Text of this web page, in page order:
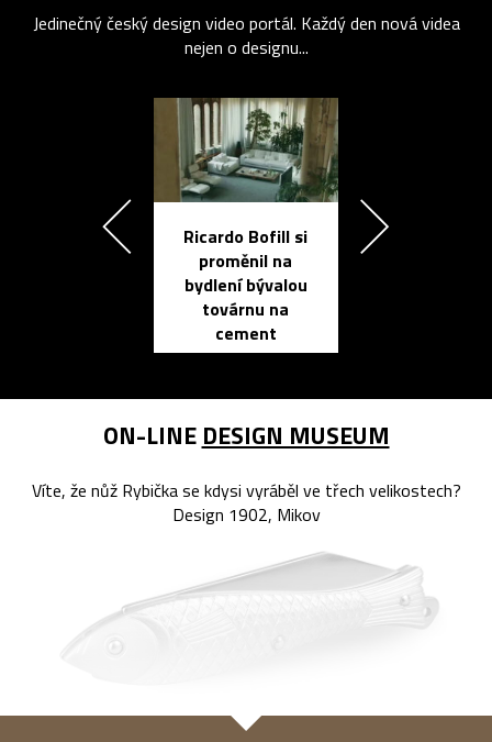
Jedinečný český design video portál. Každý den nová videa
nejen o designu...
Ricardo Bofill si
proměnil na
bydlení bývalou
továrnu na
cement
ON-LINE DESIGN MUSEUM
Víte, že nůž Rybička se kdysi vyráběl ve třech velikostech?
Design 1902, Mikov